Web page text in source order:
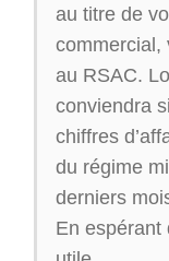
au titre de
commercial,
au RSAC.
conviendra
chiffres
du régime
derniers
En espérant